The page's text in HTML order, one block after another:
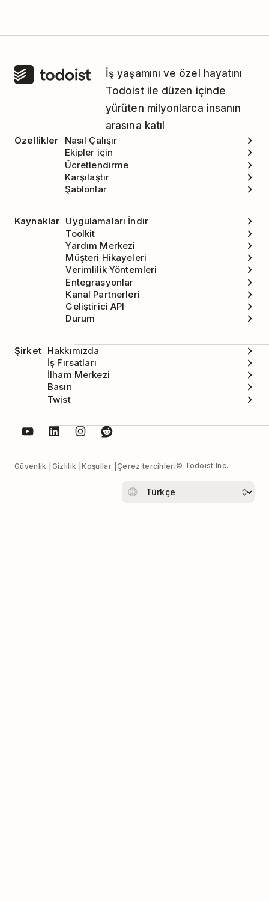
İş yaşamını ve özel hayatını
Todoist ile düzen içinde
yürüten milyonlarca insanın
arasına katıl
Özellikler
Nasıl Çalışır
Ekipler için
Ücretlendirme
Karşılaştır
Şablonlar
Kaynaklar Uygulamaları İndir
Toolkit
Yardım Merkezi
Müşteri Hikayeleri
Verimlilik Yöntemleri
Entegrasyonlar
Kanal Partnerleri
Geliştirici API
Durum
Şirket Hakkımızda
İş Fırsatları
İlham Merkezi
Basın
Twist
Güvenlik Gizlilik Koşullar Çerez tercihleri© Todoist Inc.